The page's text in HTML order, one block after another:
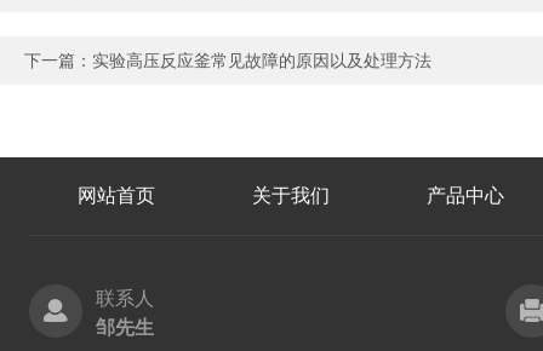
下一篇： 实验高压反应釜常见故障的原因以及处理方法
网站首页 关于我们 产品中心
联系人
邹先生